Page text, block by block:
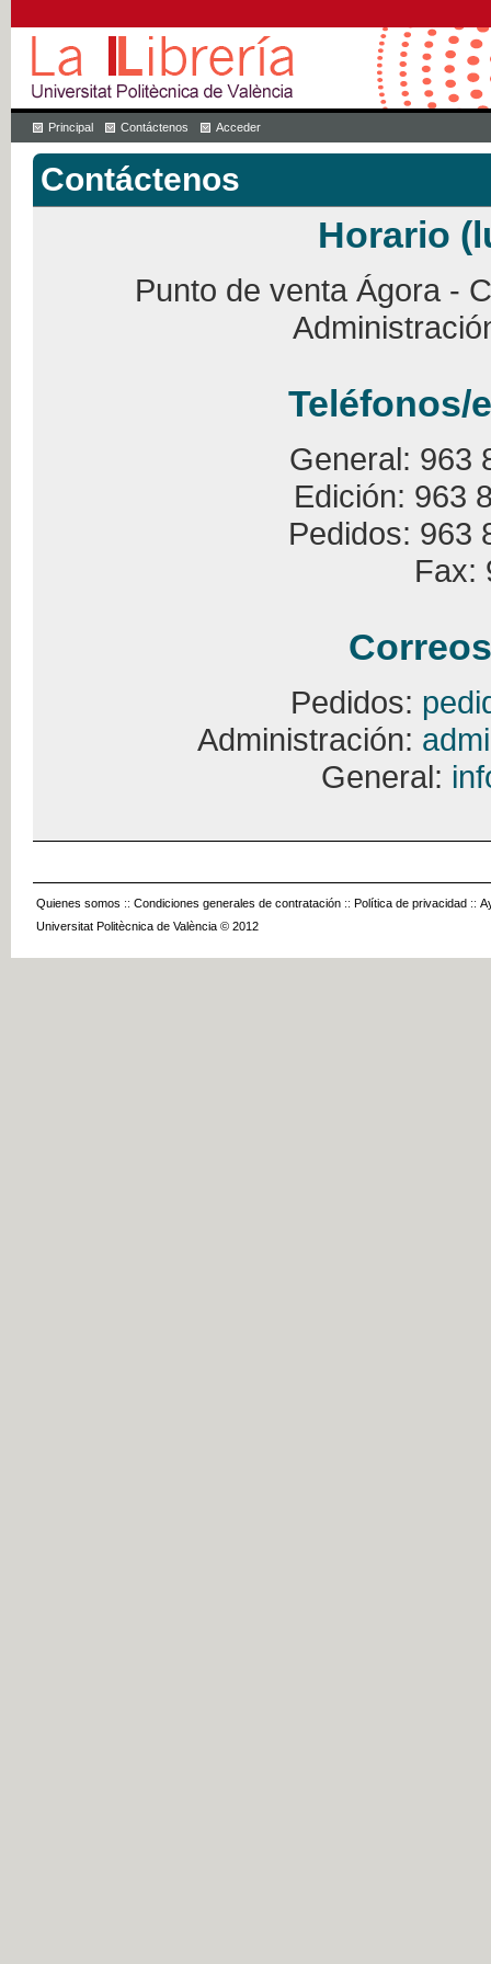
Principal Contáctenos Acceder
Contáctenos
Horario
Punto de venta Ágora -
Teléfonos/
General: 963
Edición: 963
Pedidos: 963
Fax:
Pedidos:
Administración:
General:
Quienes somos :: Condiciones generales de contratación :: Política de privacidad ::
Universitat Politècnica de València © 2012